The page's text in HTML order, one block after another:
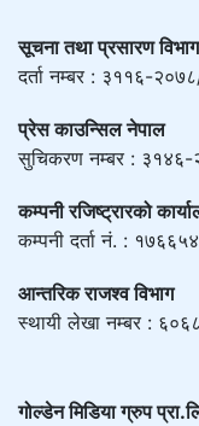
सूचना तथा प्रसारण विभाग
दर्ता नम्बर : ३११६-
प्रेस काउन्सिल नेपाल
सुचिकरण नम्बर :
कम्पनी रजिष्ट्रारको
कम्पनी दर्ता नं. :
आन्तरिक राजश्व विभाग
स्थायी लेखा नम्बर :
गोल्डेन मिडिया ग्रुप